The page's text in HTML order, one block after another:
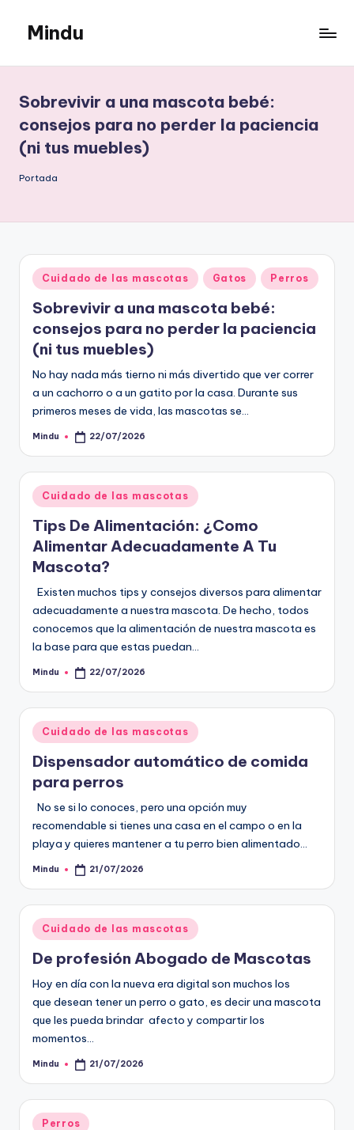
Saltar
contenido
Mindu
Sobrevivir a una mascota bebé:
consejos para no perder la paciencia
(ni tus muebles)
Portada
Publicado
en
Cuidado de las mascotas Gatos Perros
Sobrevivir a una mascota bebé:
consejos para no perder la paciencia
(ni tus muebles)
No hay nada más tierno ni más divertido que ver correr
a un cachorro o a un gatito por la casa. Durante sus
primeros meses de vida, las mascotas se…
Publicado
Mindu 22/07/2026
Publicado
en
Cuidado de las mascotas
Tips De Alimentación: ¿Como
Alimentar Adecuadamente A Tu
Mascota?
Existen muchos tips y consejos diversos para alimentar
adecuadamente a nuestra mascota. De hecho, todos
conocemos que la alimentación de nuestra mascota es
la base para que estas puedan…
Publicado
Mindu 22/07/2026
Publicado
en
Cuidado de las mascotas
Dispensador automático de comida
para perros
No se si lo conoces, pero una opción muy
recomendable si tienes una casa en el campo o en la
playa y quieres mantener a tu perro bien alimentado…
Publicado
Mindu 21/07/2026
Publicado
en
Cuidado de las mascotas
De profesión Abogado de Mascotas
Hoy en día con la nueva era digital son muchos los
que desean tener un perro o gato, es decir una mascota
que les pueda brindar afecto y compartir los
momentos…
Publicado
Mindu 21/07/2026
Publicado
Perros